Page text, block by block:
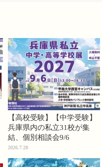
【高校受験】【中学受験】
兵庫県内の私立31校が集
結、個別相談会9/6
2026.7.28